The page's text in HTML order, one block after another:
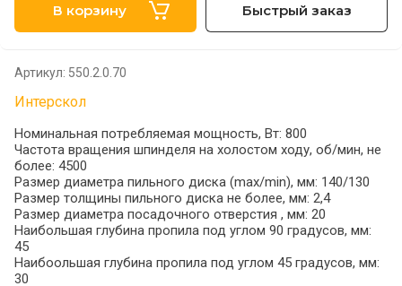
В корзину Быстрый заказ
Артикул: 550.2.0.70
Интерскол
Номинальная потребляемая мощность, Вт: 800
Частота вращения шпинделя на холостом ходу, об/мин, не
более: 4500
Размер диаметра пильного диска (max/min), мм: 140/130
Размер толщины пильного диска не более, мм: 2,4
Размер диаметра посадочного отверстия , мм: 20
Наибольшая глубина пропила под углом 90 градусов, мм:
45
Наибоольшая глубина пропила под углом 45 градусов, мм:
30